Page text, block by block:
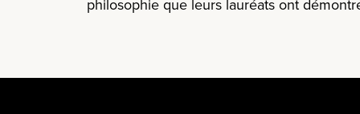
philosophie que leurs lauréats ont